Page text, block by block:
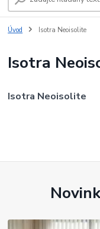
Úvod Isotra Neoisolite
Isotra
Isotra Neoisolite